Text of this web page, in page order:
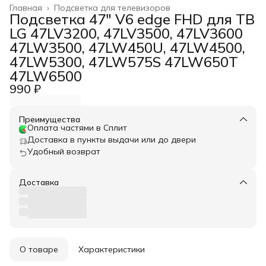
Подсветка для телевизоров
Главная ›
Подсветка 47" V6 edge FHD для ТВ
LG 47LV3200, 47LV3500, 47LV3600
47LW3500, 47LW450U, 47LW4500,
47LW5300, 47LW575S 47LW650T
47LW6500
990 ₽
Преимущества
Оплата частями в Сплит
Доставка в пункты выдачи или до двери
Удобный возврат
Доставка
О товаре Характеристики